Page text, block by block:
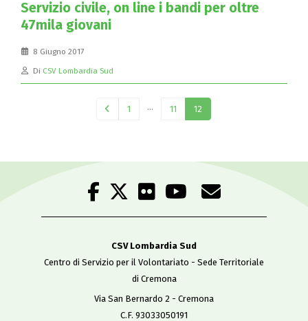
Servizio civile, on line i bandi per oltre
47mila giovani
8 Giugno 2017
Di CSV Lombardia Sud
1 … 11 12
CSV Lombardia Sud
Centro di Servizio per il Volontariato - Sede Territoriale
di Cremona
Via San Bernardo 2 - Cremona
C.F. 93033050191